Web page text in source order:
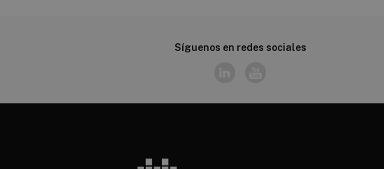
Síguenos en redes sociales